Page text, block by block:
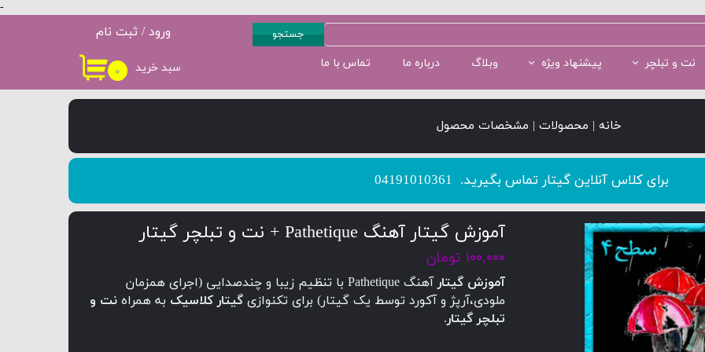
-
۰ سبد خرید نت و تبلچر پیشنهاد ویژه وبلاگ درباره ما تماس با ما
ورود / ثبت نام
حساب کاربری من
تغییر گذر واژه
کاربری
جستجو
خانه | محصولات | مشخصات محصول
​​​​​​​برای کلاس آنلاین گیتار تماس بگیرید. 04191010361
آموزش گیتار آهنگ Pathetique + نت و تبلچر گیتار
۱۰۰,۰۰۰ تومان
آموزش گیتار
آهنگ Pathetique با تنظیم زیبا و چندصدایی (اجرای همزمان
ملودی،آرپژ و آکورد توسط یک گیتار) برای تکنوازی گیتار کلاسیک به همراه نت و
تبلچر گیتار.